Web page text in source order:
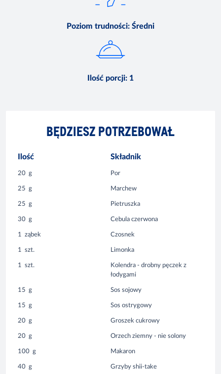
Poziom trudności: Średni
Ilość porcji: 1
BĘDZIESZ POTRZEBOWAŁ
Ilość Składnik
20 g Por
25 g Marchew
25 g Pietruszka
30 g Cebula czerwona
1 ząbek Czosnek
1 szt. Limonka
1 szt.
Kolendra - drobny pęczek z
łodygami
15 g Sos sojowy
15 g Sos ostrygowy
20 g Groszek cukrowy
20 g Orzech ziemny - nie solony
100 g Makaron
40 g Grzyby shii-take